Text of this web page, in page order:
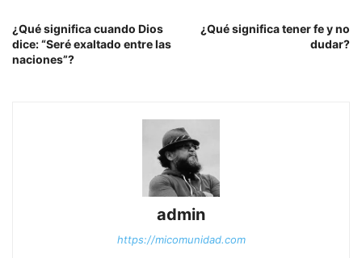
¿Qué significa cuando Dios
dice: “Seré exaltado entre las
naciones”?
¿Qué significa tener fe y no
dudar?
admin
https://micomunidad.com